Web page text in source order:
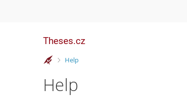
Theses.cz
>Help
Help